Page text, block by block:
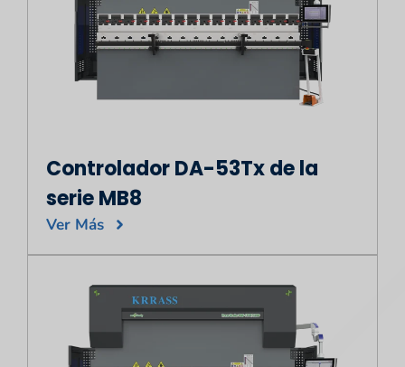
Controlador DA-53Tx de la
serie MB8
Ver Más